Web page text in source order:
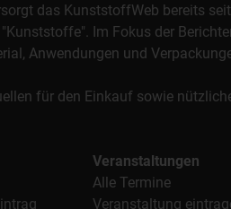
das KunststoffWeb bereits
Im Fokus der
Anwendungen und
für den Einkauf sowie
Veranstaltungen
Alle Termine
Veranstaltung